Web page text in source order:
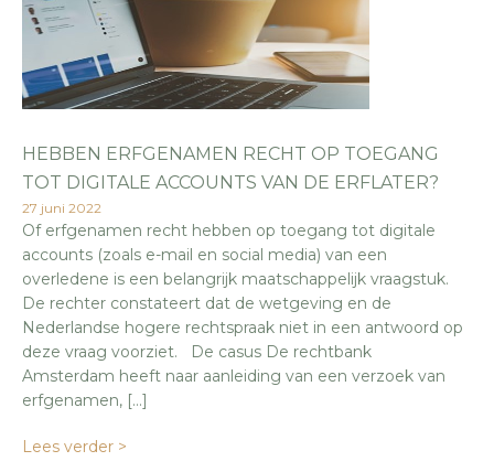
HEBBEN ERFGENAMEN RECHT OP TOEGANG
TOT DIGITALE ACCOUNTS VAN DE ERFLATER?
27 juni 2022
Of erfgenamen recht hebben op toegang tot digitale
accounts (zoals e-mail en social media) van een
overledene is een belangrijk maatschappelijk vraagstuk.
De rechter constateert dat de wetgeving en de
Nederlandse hogere rechtspraak niet in een antwoord op
deze vraag voorziet. De casus De rechtbank
Amsterdam heeft naar aanleiding van een verzoek van
erfgenamen, […]
Lees verder >